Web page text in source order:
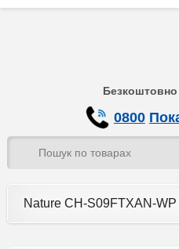
Безкоштовно
0800
Nature CH-S09FTXAN-WP